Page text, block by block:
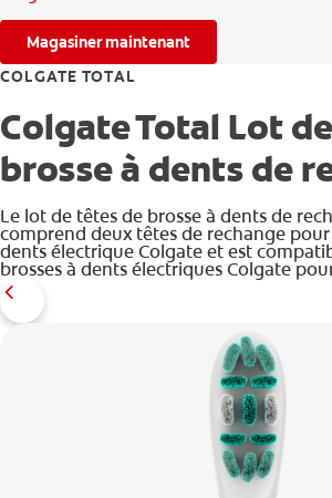
Magasiner maintenant
COLGATE TOTAL
Colgate Total Lot
brosse à dents de
Le lot de têtes de brosse à dents de
comprend deux têtes de rechange
dents électrique Colgate et est
brosses à dents électriques Colgate